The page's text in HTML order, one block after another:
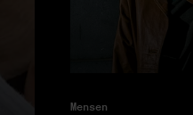
Mensen